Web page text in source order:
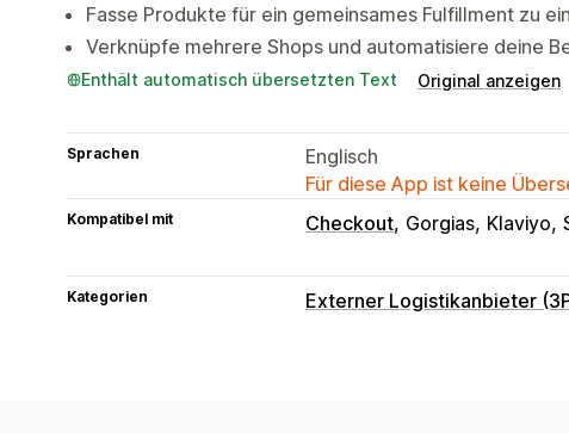
Fasse Produkte für ein gemeinsames Fulfillment zu
Verknüpfe mehrere Shops und automatisiere deine
Enthält automatisch übersetzten Text Original anzeigen
Sprachen
Englisch
Für diese App ist keine
Kompatibel mit Checkout Gorgias Klaviyo
Kategorien Externer Logistikanbieter